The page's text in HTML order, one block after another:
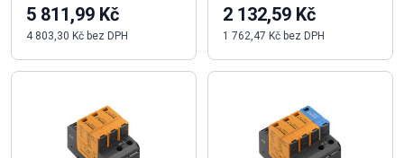
5 811,99 Kč
4 803,30 Kč bez DPH
2 132,59 Kč
1 762,47 Kč bez DPH